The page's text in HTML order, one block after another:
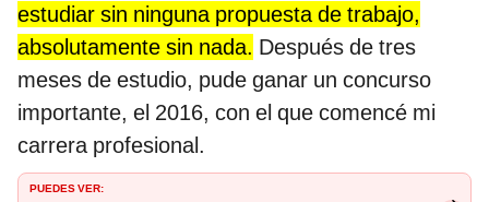
estudiar sin ninguna propuesta de trabajo,
absolutamente sin nada. Después de tres
meses de estudio, pude ganar un concurso
importante, el 2016, con el que comencé mi
carrera profesional.
PUEDES VER: